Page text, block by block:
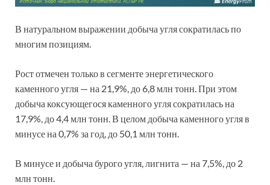
В натуральном выражении добыча угля сократилась по
многим позициям.
Рост отмечен только в сегменте энергетического
каменного угля — на 21,9%, до 6,8 млн тонн. При этом
добыча коксующегося каменного угля сократилась на
17,9%, до 4,4 млн тонн. В целом добыча каменного угля в
минусе на 0,7% за год, до 50,1 млн тонн.
В минусе и добыча бурого угля, лигнита — на 7,5%, до 2
млн тонн.